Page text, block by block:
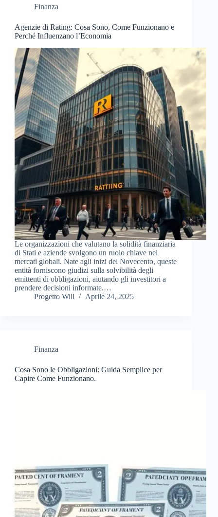
Finanza
Agenzie di Rating: Cosa Sono, Come Funzionano e
Perché Influenzano l’Economia
Le organizzazioni che valutano la solidità finanziaria
di Stati e aziende svolgono un ruolo chiave nei
mercati globali. Nate agli inizi del Novecento, queste
entità forniscono giudizi sulla solvibilità degli
emittenti di obbligazioni, aiutando gli investitori a
prendere decisioni informate.…
Progetto Will
Aprile 24, 2025
Finanza
Cosa Sono le Obbligazioni: Guida Semplice per
Capire Come Funzionano.